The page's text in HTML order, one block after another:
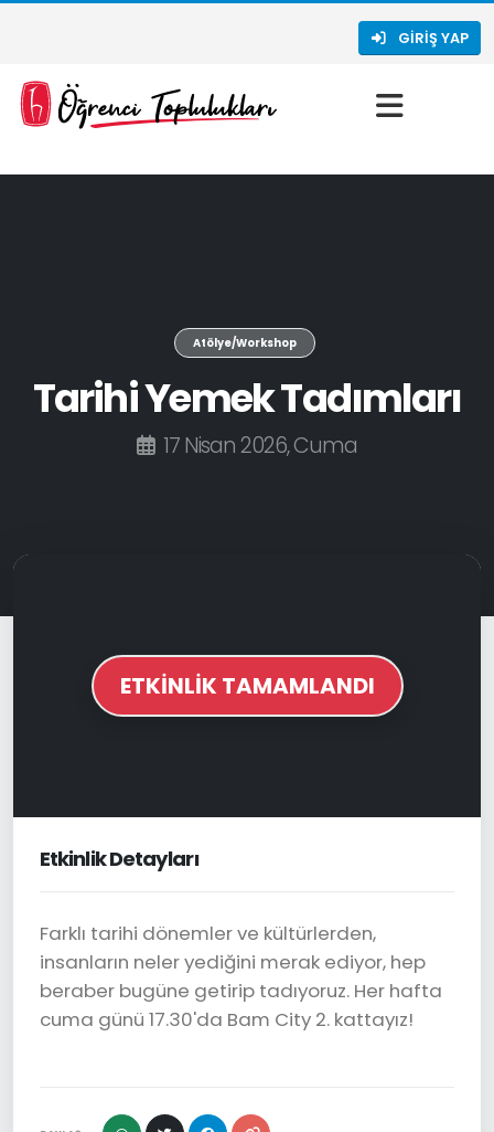
GIRIŞ YAP
Atölye/Workshop
Tarihi Yemek Tadımları
17 Nisan 2026, Cuma
ETKİNLİK TAMAMLANDI
Etkinlik Detayları
Farklı tarihi dönemler ve kültürlerden,
insanların neler yediğini merak ediyor, hep
beraber bugüne getirip tadıyoruz. Her hafta
cuma günü 17.30'da Bam City 2. kattayız!